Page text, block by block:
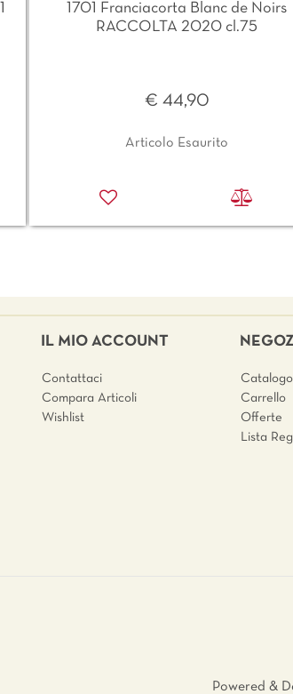
1701 Franciacorta Blanc de Noirs
RACCOLTA 2020 cl.75
€ 44,90
Articolo Esaurito
IL MIO ACCOUNT
Contattaci
Compara Articoli
Wishlist
Carrello
Offerte
Lista
Powered &